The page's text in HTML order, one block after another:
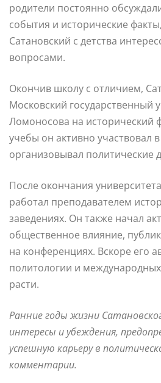
родители постоянно
события и исторические
Сатановский с детства
вопросами.
Окончив школу с отличием,
Московский государственный
Ломоносова на исторический
учебы он активно участвовал
организовывал политические
После окончания
работал преподавателем
заведениях. Он также начал
общественное влияние,
на конференциях. Вскоре его
политологии и
расти.
Ранние годы жизни
интересы и убеждения,
успешную карьеру в
комментарии.